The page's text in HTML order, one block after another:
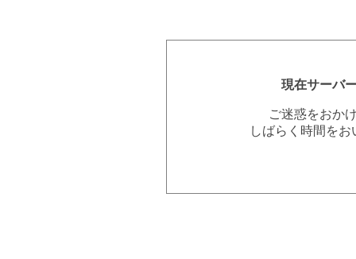
現在サーバ
ご迷惑をおか
しばらく時間を